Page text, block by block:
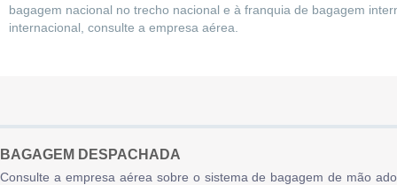
bagagem nacional no trecho nacional e à franquia de bagagem
internacional, consulte a empresa aérea.
BAGAGEM DESPACHADA
Consulte a empresa aérea sobre o sistema de bagagem de mão